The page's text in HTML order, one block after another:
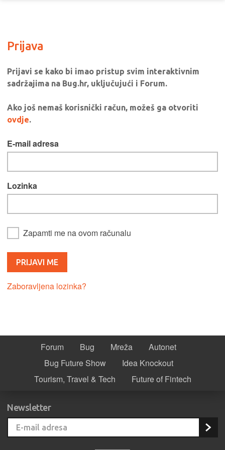
Prijava
Prijavi se kako bi imao pristup svim interaktivnim
sadržajima na Bug.hr, uključujući i Forum.
Ako još nemaš korisnički račun, možeš ga otvoriti
ovdje.
E-mail adresa
Lozinka
Zapamti me na ovom računalu
Zaboravljena lozinka?
Forum Bug Mreža
Autonet
Bug Future Show
Idea Knockout
Tourism, Travel & Tech
Future of Fintech
Newsletter